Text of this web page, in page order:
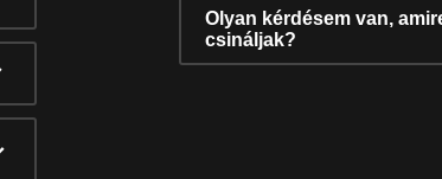
Olyan kérdésem van,
csináljak?